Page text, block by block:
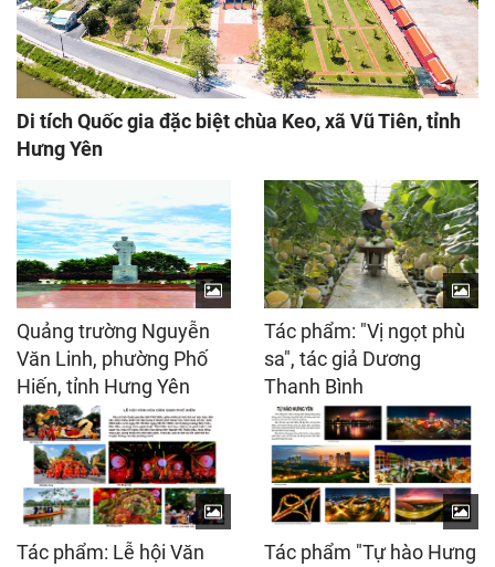
Di tích Quốc gia đặc biệt chùa Keo, xã Vũ Tiên, tỉnh
Hưng Yên
Quảng trường Nguyễn
Văn Linh, phường Phố
Hiến, tỉnh Hưng Yên
Tác phẩm: "Vị ngọt phù
sa", tác giả Dương
Thanh Bình
Tác phẩm: Lễ hội Văn
Tác phẩm "Tự hào Hưng